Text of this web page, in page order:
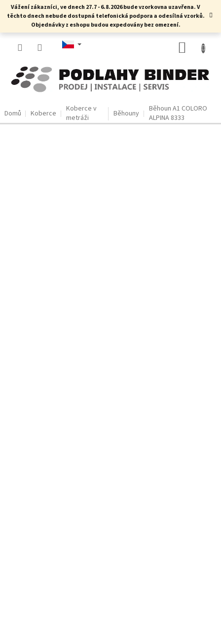
PřejítVážení zákazníci, ve dnech 27.7 - 6.8.2026 bude vzorkovna uzavřena. V
těchto dnech nebude dostupná telefonická podpora a odesílná vzorků.
Objednávky z eshopu budou expedovány bez omezení.
Domů Koberce
Koberce v
metráži
Běhouny
Běhoun A1 COLORO
ALPINA 8333